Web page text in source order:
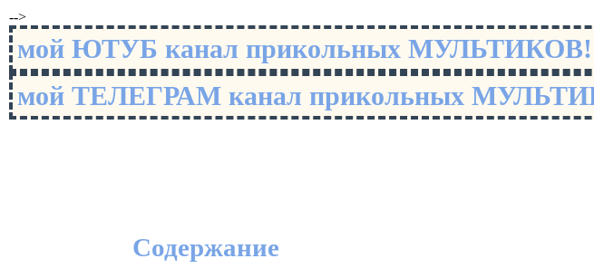
-->
мой ЮТУБ канал прикольных МУЛЬТИКОВ!
мой ТЕЛЕГРАМ канал прикольных
Содержание